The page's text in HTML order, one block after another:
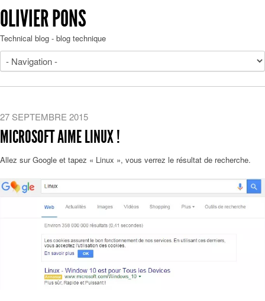
OLIVIER PONS
Technical blog - blog technique
27 SEPTEMBRE 2015
MICROSOFT AIME LINUX !
Allez sur Google et tapez « Linux », vous verrez le résultat de recherche.